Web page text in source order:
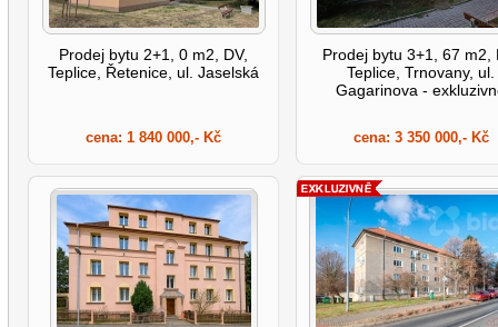
Prodej bytu 2+1, 0 m2, DV,
Teplice, Řetenice, ul. Jaselská
cena: 1 840 000,- Kč
Prodej bytu 3+1, 67 m2,
Teplice, Trnovany, ul.
Gagarinova -
cena: 3 350 000,- Kč